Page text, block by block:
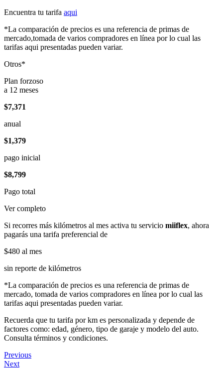
Encuentra tu tarifa aqui
*La comparación de precios es una referencia de primas de
mercado,tomada de varios compradores en línea por lo cual las
tarifas aqui presentadas pueden variar.
Otros*
Plan forzoso
a 12 meses
$7,371
anual
$1,379
pago inicial
$8,799
Pago total
Ver completo
Si recorres más kilómetros al mes activa tu servicio miiflex, ahora
pagarás una tarifa preferencial de
$480 al mes
sin reporte de kilómetros
*La comparación de precios es una referencia de primas de
mercado, tomada de varios compradores en línea por lo cual las
tarifas aqui presentadas pueden variar.
Recuerda que tu tarifa por km es personalizada y depende de
factores como: edad, género, tipo de garaje y modelo del auto.
Consulta términos y condiciones.
Previous
Next